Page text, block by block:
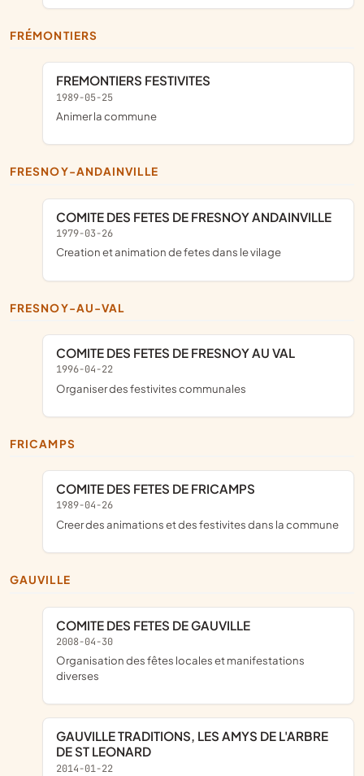
FRÉMONTIERS
FREMONTIERS FESTIVITES
1989-05-25
Animer la commune
FRESNOY-ANDAINVILLE
COMITE DES FETES DE FRESNOY ANDAINVILLE
1979-03-26
creation et animation de fetes dans le vilage
FRESNOY-AU-VAL
COMITE DES FETES DE FRESNOY AU VAL
1996-04-22
organiser des festivites communales
FRICAMPS
COMITE DES FETES DE FRICAMPS
1989-04-26
Creer des animations et des festivites dans la commune
GAUVILLE
COMITE DES FETES DE GAUVILLE
2008-04-30
organisation des fêtes locales et manifestations
diverses
GAUVILLE TRADITIONS, LES AMYS DE L'ARBRE
DE ST LEONARD
2014-01-22